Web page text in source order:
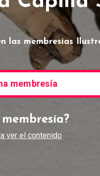
las membresías
membresía
ver el contenido